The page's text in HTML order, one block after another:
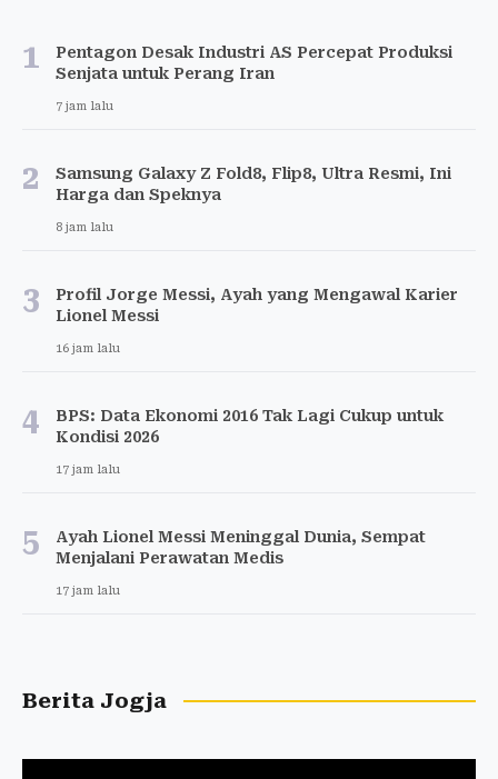
1
Pentagon Desak Industri AS Percepat Produksi
Senjata untuk Perang Iran
7 jam lalu
2
Samsung Galaxy Z Fold8, Flip8, Ultra Resmi, Ini
Harga dan Speknya
8 jam lalu
3
Profil Jorge Messi, Ayah yang Mengawal Karier
Lionel Messi
16 jam lalu
4
BPS: Data Ekonomi 2016 Tak Lagi Cukup untuk
Kondisi 2026
17 jam lalu
5
Ayah Lionel Messi Meninggal Dunia, Sempat
Menjalani Perawatan Medis
17 jam lalu
Berita Jogja